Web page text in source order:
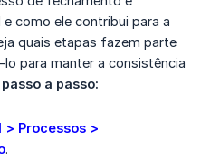
como ele contribui para a
quais etapas fazem parte
para manter a consistência
passo a passo:
> Processos >
.